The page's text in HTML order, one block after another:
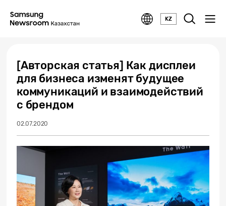
KZ
[Авторская статья] Как дисплеи
для бизнеса изменят будущее
коммуникаций и взаимодействий
с брендом
02.07.2020